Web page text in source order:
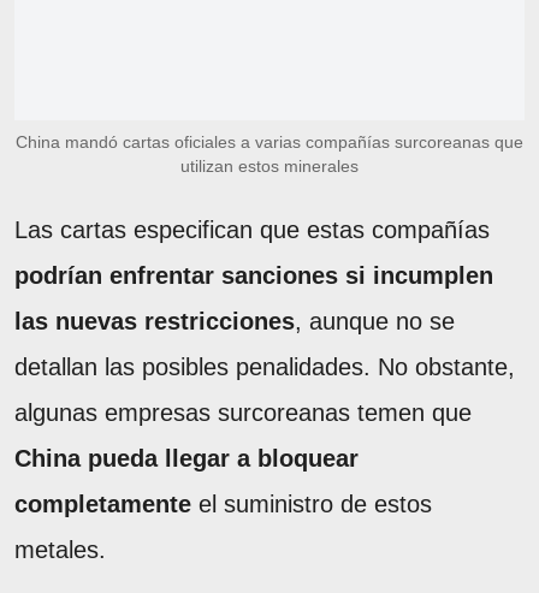
China mandó cartas oficiales a varias compañías surcoreanas que
utilizan estos minerales
Las cartas especifican que estas compañías
podrían enfrentar sanciones si incumplen
las nuevas restricciones, aunque no se
detallan las posibles penalidades. No obstante,
algunas empresas surcoreanas temen que
China pueda llegar a bloquear
completamente el suministro de estos
metales.